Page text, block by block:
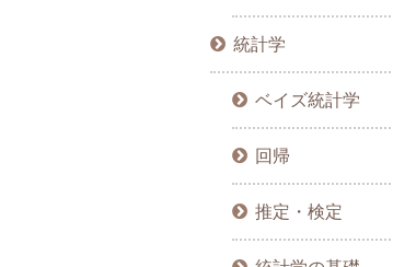
統計学
ベイズ統計学
回帰
推定・検定